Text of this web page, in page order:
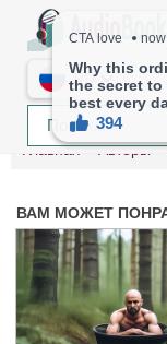
RU
Главная Авторы